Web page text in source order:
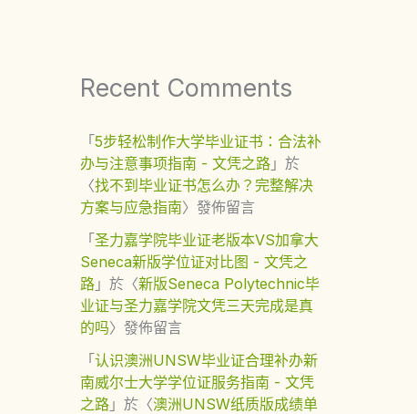
Recent Comments
「5步轻松制作大学毕业证书：合法补
办与注意事项指南 - 文凭之路 」於
〈找不到毕业证书怎么办？完整解决
方案与应急指南〉發佈留言
「圣力嘉学院毕业证老版本VS加拿大
Seneca新版学位证对比图 - 文凭之
路 」於〈新版Seneca Polytechnic毕
业证与圣力嘉学院文凭三天完成是真
的吗〉發佈留言
「认识澳洲UNSW毕业证合理补办新
南威尔士大学学位证服务指南 - 文凭
之路 」於〈澳洲UNSW纸质版成绩单